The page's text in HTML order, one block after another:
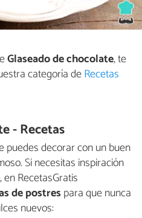
Glaseado de chocolate, te
categoría deRecetas
- Recetas
puedes decorar con un buen
Si necesitas inspiración
RecetasGratis
de postrespara que nunca
nuevos: